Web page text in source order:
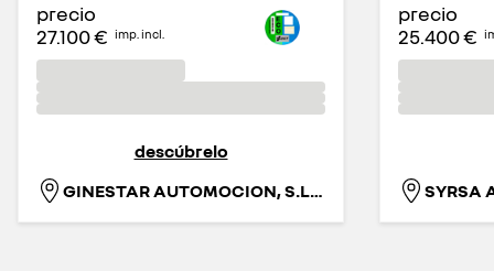
precio
27.100 € imp. incl.
descúbrelo
GINESTAR AUTOMOCION, S.L.U.
precio
25.400 €
SYRSA